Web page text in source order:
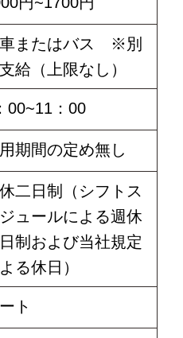
またはバス ※別
給（上限なし）
00~11：00
期間の定め無し
二日制（シフトス
ュールによる週休
制および当社規定
る休日）
ト